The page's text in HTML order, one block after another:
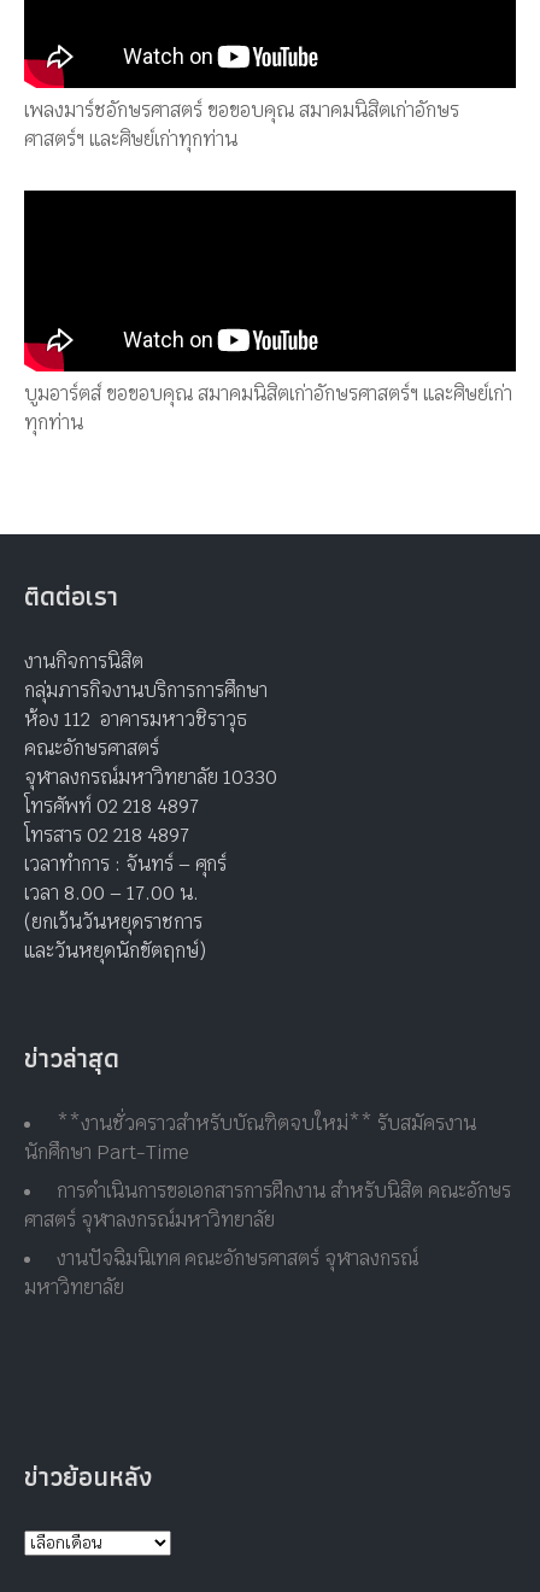
เพลงมาร์ชอักษรศาสตร์ ขอขอบคุณ สมาคมนิสิตเก่าอักษร
ศาสตร์ฯ และศิษย์เก่าทุกท่าน
บูมอาร์ตส์ ขอขอบคุณ สมาคมนิสิตเก่าอักษรศาสตร์ฯ และศิษย์เก่า
ทุกท่าน
ติดต่อเรา
งานกิจการนิสิต
กลุ่มภารกิจงานบริการการศึกษา
ห้อง 112 อาคารมหาวชิราวุธ
คณะอักษรศาสตร์
จุฬาลงกรณ์มหาวิทยาลัย 10330
โทรศัพท์ 02 218 4897
โทรสาร 02 218 4897
เวลาทำการ : จันทร์ – ศุกร์
เวลา 8.00 – 17.00 น.
(ยกเว้นวันหยุดราชการ
และวันหยุดนักขัตฤกษ์)
ข่าวล่าสุด
**งานชั่วคราวสำหรับบัณฑิตจบใหม่** รับสมัครงาน
นักศึกษา Part-Time
การดำเนินการขอเอกสารการฝึกงาน สำหรับนิสิต คณะอักษร
ศาสตร์ จุฬาลงกรณ์มหาวิทยาลัย
งานปัจฉิมนิเทศ คณะอักษรศาสตร์ จุฬาลงกรณ์
มหาวิทยาลัย
ข่าวย้อนหลัง